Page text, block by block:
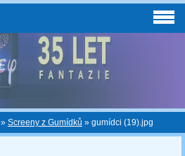
» Screeny z Gumídků » gumídci (19).jpg